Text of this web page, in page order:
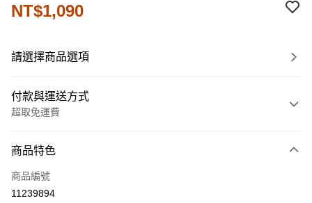
NT$1,090
請選擇商品選項
付款與運送方式
超取免運費
信用卡一次付款
LINE Pay
商品特色
商品編號
11239894